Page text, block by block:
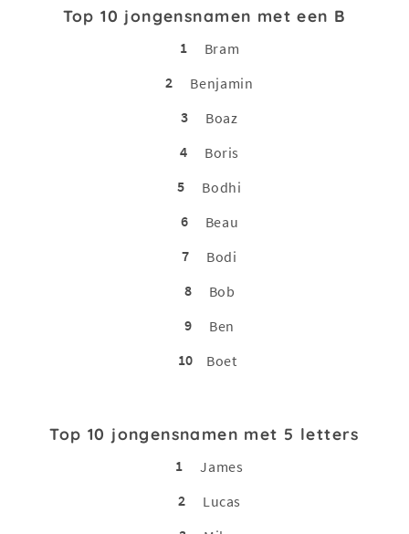
Top 10 jongensnamen met een B
1
Bram
2
Benjamin
3
Boaz
4
Boris
5
Bodhi
6
Beau
7
Bodi
8
Bob
9
Ben
10
Boet
Top 10 jongensnamen met 5 letters
1
James
2
Lucas